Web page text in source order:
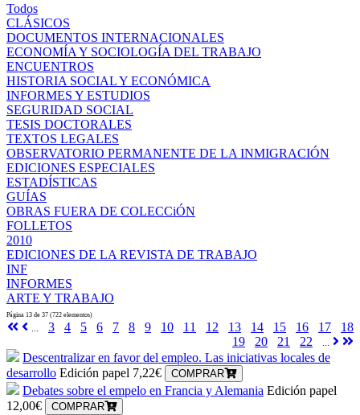
Todos
CLÁSICOS
DOCUMENTOS INTERNACIONALES
ECONOMÍA Y SOCIOLOGÍA DEL TRABAJO
ENCUENTROS
HISTORIA SOCIAL Y ECONÓMICA
INFORMES Y ESTUDIOS
SEGURIDAD SOCIAL
TESIS DOCTORALES
TEXTOS LEGALES
OBSERVATORIO PERMANENTE DE LA INMIGRACIÓN
EDICIONES ESPECIALES
ESTADÍSTICAS
GUÍAS
OBRAS FUERA DE COLECCiÓN
FOLLETOS
2010
EDICIONES DE LA REVISTA DE TRABAJO
INF
INFORMES
ARTE Y TRABAJO
Página 13 de 37 (722 elementos)
3 4 5 6 7 8 9 10 11 12 13 14 15 16 17
18
19
20 21 22
Descentralizar en favor del empleo. Las iniciativas locales de
desarrollo Edición papel 7,22€ COMPRAR
Debates sobre el empelo en Francia y Alemania Edición papel
12,00€
COMPRAR